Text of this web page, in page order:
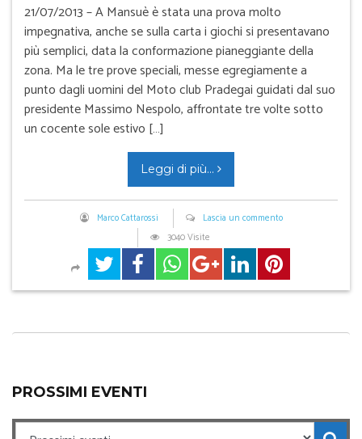
21/07/2013 – A Mansuè è stata una prova molto
impegnativa, anche se sulla carta i giochi si presentavano
più semplici, data la conformazione pianeggiante della
zona. Ma le tre prove speciali, messe egregiamente a
punto dagli uomini del Moto club Pradegai guidati dal suo
presidente Massimo Nespolo, affrontate tre volte sotto
un cocente sole estivo […]
Leggi di più...
Marco Cattarossi
Lascia un commento
3040 Visite
PROSSIMI EVENTI